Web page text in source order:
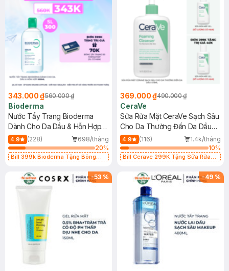
343.000 ₫560.000 ₫
Bioderma
Nước Tẩy Trang Bioderma
Dành Cho Da Dầu & Hỗn Hợp
500ml
4.9 (228)
698/tháng
20%
Bill 399k Bioderma Tặng Bông
369.000 ₫490.000 ₫
CeraVe
Sữa Rửa Mặt CeraVe Sạch Sâu
Cho Da Thường Đến Da Dầu
473ml
4.9 (116)
1.4k/tháng
10%
Bill Cerave 299K Tặng Sữa Rửa
-53 % -49 %